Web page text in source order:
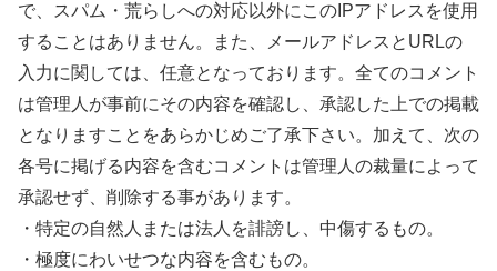
で、スパム・荒らしへの対応以外にこのIPアドレスを使用
することはありません。また、メールアドレスとURLの
入力に関しては、任意となっております。全てのコメント
は管理人が事前にその内容を確認し、承認した上での掲載
となりますことをあらかじめご了承下さい。加えて、次の
各号に掲げる内容を含むコメントは管理人の裁量によって
承認せず、削除する事があります。
・特定の自然人または法人を誹謗し、中傷するもの。
・極度にわいせつな内容を含むもの。